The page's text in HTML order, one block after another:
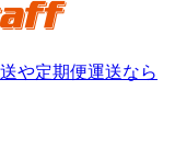
や定期便運送なら